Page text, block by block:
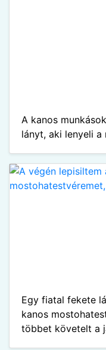
A kanos
lányt, aki lenyeli
Egy fiatal fekete
kanos
többet követelt a